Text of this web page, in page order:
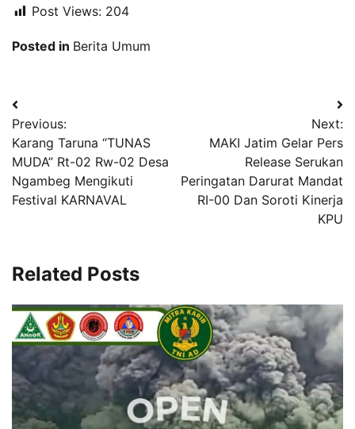
Post Views: 204
Posted in Berita Umum
Navigasi
pos
Previous:
Karang Taruna “TUNAS
MUDA” Rt-02 Rw-02 Desa
Ngambeg Mengikuti
Festival KARNAVAL
Next:
MAKI Jatim Gelar Pers
Release Serukan
Peringatan Darurat Mandat
RI-00 Dan Soroti Kinerja
KPU
Related Posts